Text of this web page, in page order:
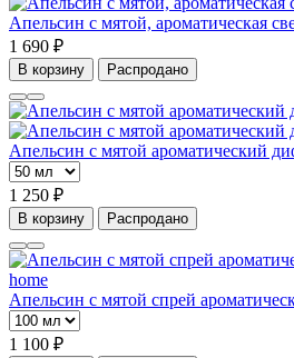
Апельсин с мятой, ароматическая
1 690 ₽
В корзину Распродано
Апельсин с мятой ароматический
1 250 ₽
В корзину Распродано
Апельсин с мятой спрей
1 100 ₽